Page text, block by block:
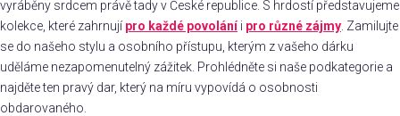
p
r
v
k
y
vyráběny srdcem právě tady v České republice. S hrdostí představujeme
kolekce, které zahrnují pro každé povoláníi pro různé zájmy . Zamilujte
se do našeho stylu a osobního přístupu, kterým z vašeho dárku
uděláme nezapomenutelný zážitek. Prohlédněte si naše podkategorie a
najděte ten pravý dar, který na míru vypovídá o osobnosti
obdarovaného.